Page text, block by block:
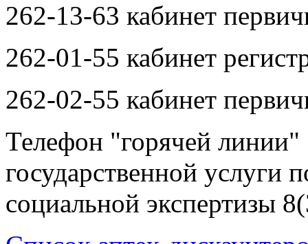
262-13-63 кабинет
262-01-55 кабинет
262-02-55 кабинет
Телефон "горячей
государственной услуги
социальной экспертизы